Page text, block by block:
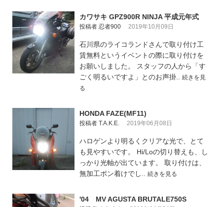
カワサキ GPZ900R NINJA 平成元年式
投稿者 忍者900 2019年10月09日
石川県のライコランドさんで取り付け工
賃無料というイベントの際に取り付けを
お願いしました。 スタッフの人から「す
ごく明るいですよ」とのお声掛.. 続きを見
る
HONDA FAZE(MF11)
投稿者 T.A.K.E. 2019年06月08日
ハロゲンより明るくクリアな光で、とて
も見やすいです。 Hi/Loの切り替えも、し
っかり光軸が出ています。 取り付けは、
無加工ポン着けでし.. 続きを見る
'04 MV AGUSTA BRUTALE750S